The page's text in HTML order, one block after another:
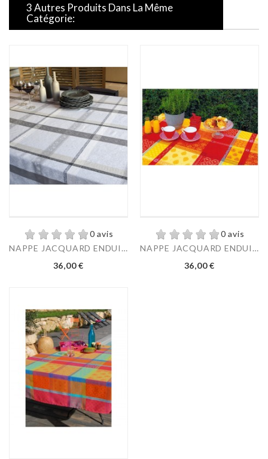
3 Autres Produits Dans La Même
Catégorie:
0 avis
NAPPE JACQUARD ENDUIT...
Prix
36,00 €
0 avis
NAPPE JACQUARD ENDUIT...
Prix
36,00 €